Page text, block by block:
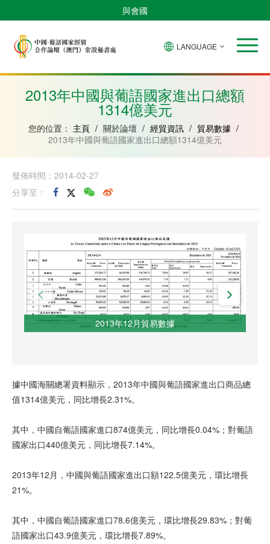
與會國
安
比
紹
內
亞
克
和
普
西
比
LANGUAGE
2013年中國與葡語國家進出口總額
1314億美元
您的位置： 主頁 / 關於論壇 / 經貿資訊 / 貿易數據 /
2013年中國與葡語國家進出口總額1314億美元
發佈時間：2014-02-27
分享至：
2013年12月貿易數據
據中國海關總署資料顯示，2013年中國與葡語國家進出口商品總
值1314億美元，同比增長2.31%。
其中，中國自葡語國家進口874億美元，同比增長0.04%；對葡語
國家出口440億美元，同比增長7.14%。
2013年12月，中國與葡語國家進出口額122.5億美元，環比增長
21%。
其中，中國自葡語國家進口78.6億美元，環比增長29.83%；對葡
語國家出口43.9億美元，環比增長7.89%。